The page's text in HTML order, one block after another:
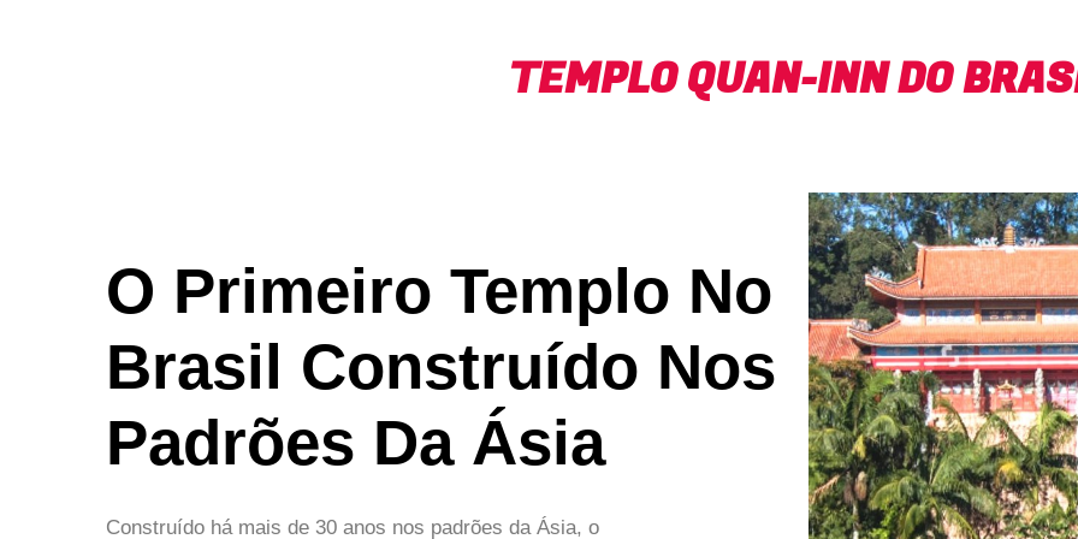
TEMPLO QUAN-INN DO
O Primeiro Templo No
Brasil Construído Nos
Padrões Da Ásia
Construído há mais de 30 anos nos padrões da Ásia, o